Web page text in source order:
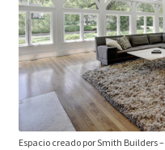
Espacio creado por Smith Builders–